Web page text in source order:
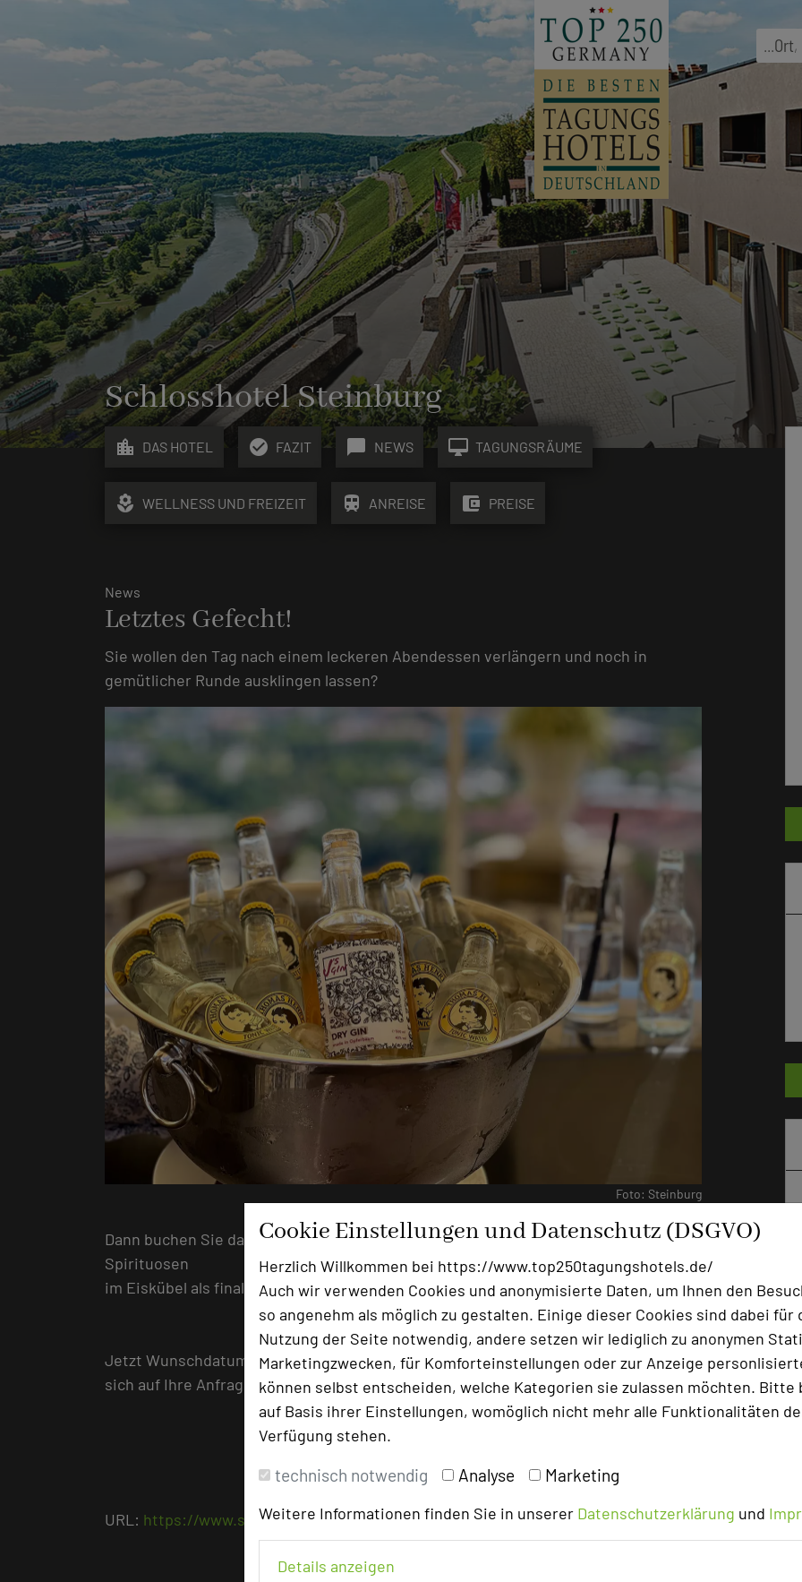
Cookie Einstellungen und Datenschutz (DSGVO)
Herzlich Willkommen bei https://www.top250tagungshotels.de/
Auch wir verwenden Cookies und anonymisierte Daten, um Ihnen den
so angenehm als möglich zu gestalten. Einige dieser Cookies sind dabei für
Nutzung der Seite notwendig, andere setzen wir lediglich zu anonymen
Marketingzwecken, für Komforteinstellungen oder zur Anzeige
können selbst entscheiden, welche Kategorien sie zulassen möchten. Bitte
auf Basis ihrer Einstellungen, womöglich nicht mehr alle Funktionalitäten
Verfügung stehen.
technisch notwendig Analyse Marketing
Weitere Informationen finden Sie in unserer Datenschutzerklärung und
Details anzeigen
...Ort,
Schlosshotel Steinburg
location_city DAS HOTEL check_circle FAZIT chat_bubble NEWS desktop_mac TAGUNGSRÄUME
local_florist WELLNESS UND FREIZEIT train ANREISE account_balance_wallet PREISE
News
Letztes Gefecht!
Sie wollen den Tag nach einem leckeren Abendessen verlängern und noch in
gemütlicher Runde ausklingen lassen?
Foto: Steinburg
Dann buchen Sie das “Letzte Gefecht”: Wir servieren Ihnen Bier, Wein oder
Spirituosen
im Eiskübel als finalen Absacker für Ihre Veranstaltung.
Jetzt Wunschdatum für Ihre Tagung 2026 sichern! Unser Veranstaltungsteam freut
sich auf Ihre Anfrage unter veranstaltung@steinburg.com.
URL: https://www.steinburg.com/